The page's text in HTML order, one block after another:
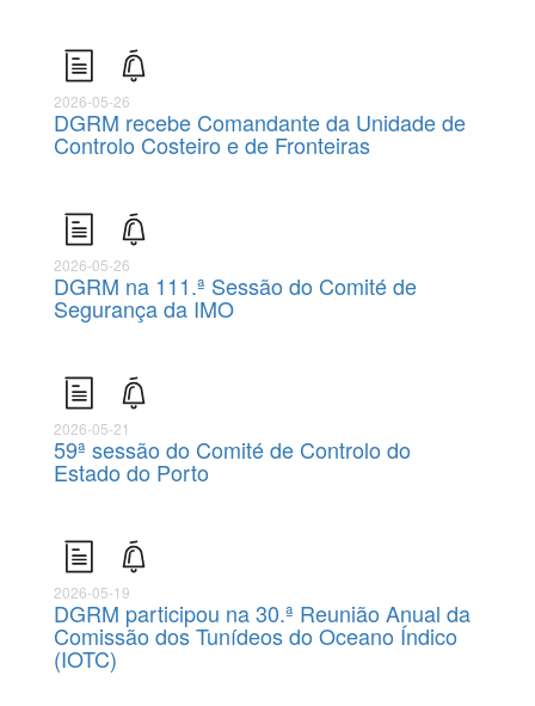
2026-05-26
DGRM recebe Comandante da Unidade de
Controlo Costeiro e de Fronteiras
2026-05-26
DGRM na 111.ª Sessão do Comité de
Segurança da IMO
2026-05-21
59ª sessão do Comité de Controlo do
Estado do Porto
2026-05-19
DGRM participou na 30.ª Reunião Anual da
Comissão dos Tunídeos do Oceano Índico
(IOTC)